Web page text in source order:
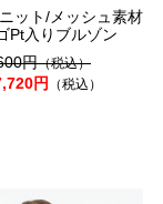
ット/メッシュ素材
Pt入りブルゾン
円（税込）
円 （税込）